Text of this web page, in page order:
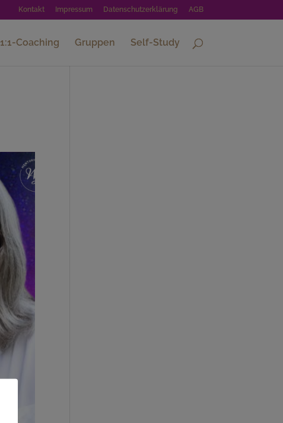
Kontakt Impressum Datenschutzerklärung AGB
1:1-Coaching Gruppen Self-Study